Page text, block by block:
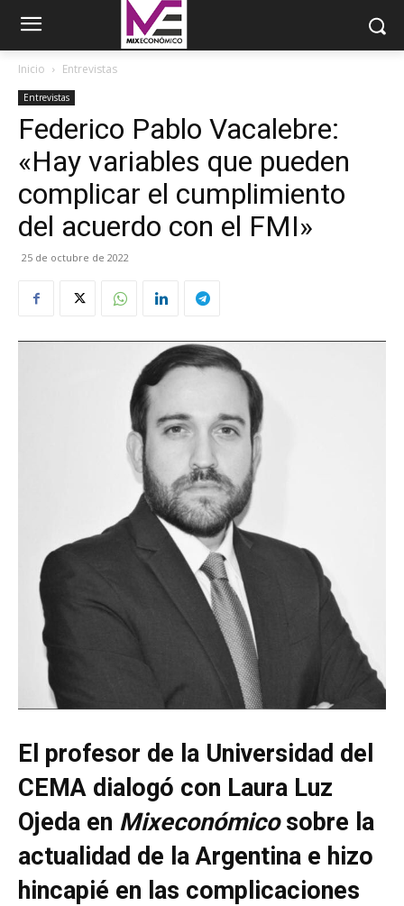
Inicio Entrevistas
Entrevistas
Federico Pablo Vacalebre:
«Hay variables que pueden
complicar el cumplimiento
del acuerdo con el FMI»
25 de octubre de 2022
El profesor de la Universidad del
CEMA dialogó con Laura Luz
Ojeda en Mixeconómicosobre la
actualidad de la Argentina e hizo
hincapié en las complicaciones